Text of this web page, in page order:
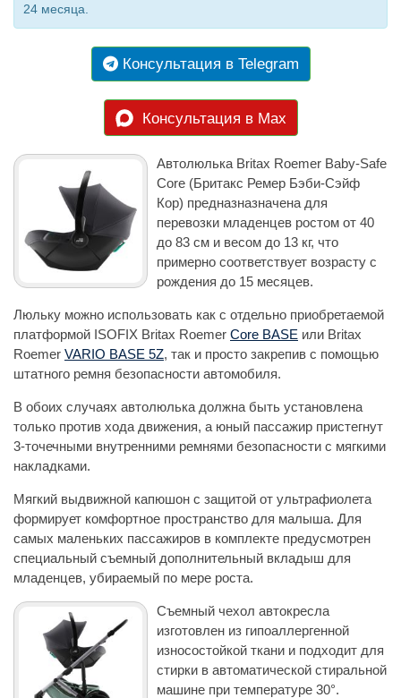
24 месяца.
Консультация в Telegram
Консультация в Max
Автолюлька Britax Roemer Baby-Safe
Core (Бритакс Ремер Бэби-Сэйф
Кор) предназназначена для
перевозки младенцев ростом от 40
до 83 см и весом до 13 кг, что
примерно соответствует возрасту с
рождения до 15 месяцев.
Люльку можно использовать как с отдельно приобретаемой
платформой ISOFIX Britax Roemer Core BASE или Britax
Roemer VARIO BASE 5Z, так и просто закрепив с помощью
штатного ремня безопасности автомобиля.
В обоих случаях автолюлька должна быть установлена
только против хода движения, а юный пассажир пристегнут
3-точечными внутренними ремнями безопасности с мягкими
накладками.
Мягкий выдвижной капюшон с защитой от ультрафиолета
формирует комфортное пространство для малыша. Для
самых маленьких пассажиров в комплекте предусмотрен
специальный съемный дополнительный вкладыш для
младенцев, убираемый по мере роста.
Съемный чехол автокресла
изготовлен из гипоаллергенной
износостойкой ткани и подходит для
стирки в автоматической стиральной
машине при температуре 30°.